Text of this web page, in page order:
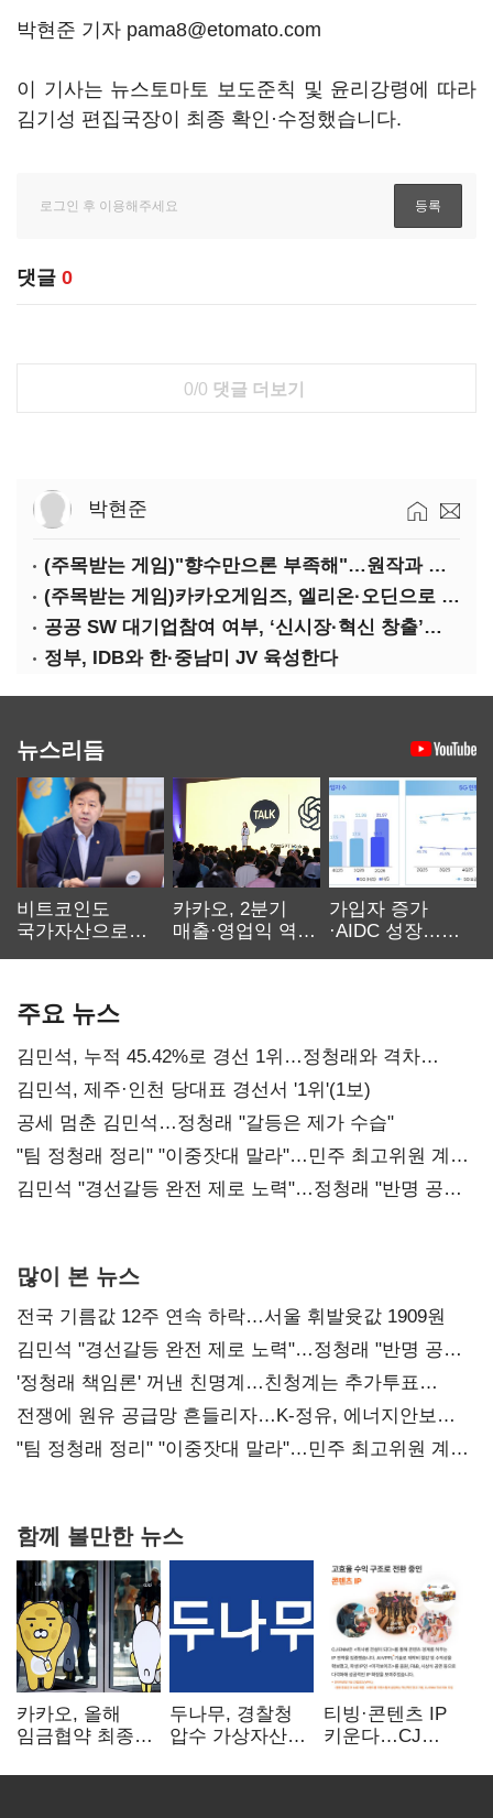
박현준 기자 pama8@etomato.com
이 기사는 뉴스토마토 보도준칙 및 윤리강령에 따라
김기성 편집국장이 최종 확인·수정했습니다.
댓글 0
0/0 댓글 더보기
박현준
(주목받는 게임)"향수만으론 부족해"…원작과 차별화 성공한 '리니지M'
(주목받는 게임)카카오게임즈, 엘리온·오딘으로 MMORPG 투트랙 공세
공공 SW 대기업참여 여부, ‘신시장·혁신 창출’도 평가한다
정부, IDB와 한·중남미 JV 육성한다
뉴스리듬
비트코인도
국가자산으로…'
카카오, 2분기
매출·영업익 역대
가입자 증가
·AIDC 성장…
주요 뉴스
김민석, 누적 45.42%로 경선 1위…정청래와 격차
0.86%p(2보)
김민석, 제주·인천 당대표 경선서 '1위'(1보)
공세 멈춘 김민석…정청래 "갈등은 제가 수습"
"팀 정청래 정리" "이중잣대 말라"…민주 최고위원 계파
다툼 격화
김민석 "경선갈등 완전 제로 노력"…정청래 "반명 공세
많이 본 뉴스
전국 기름값 12주 연속 하락…서울 휘발윳값 1909원
김민석 "경선갈등 완전 제로 노력"…정청래 "반명 공세
사과부터"
'정청래 책임론' 꺼낸 친명계…친청계는 추가투표
때리기
전쟁에 원유 공급망 흔들리자…K-정유, 에너지안보
핵심으로 재부상
"팀 정청래 정리" "이중잣대 말라"…민주 최고위원 계파
함께 볼만한 뉴스
카카오, 올해
임금협약 최종
인상·격려금
두나무, 경찰청
압수 가상자산
커스터디 사업
티빙·콘텐츠 IP
키운다…CJ
글로벌 확장 가속